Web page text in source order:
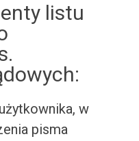
listu
w
pisma